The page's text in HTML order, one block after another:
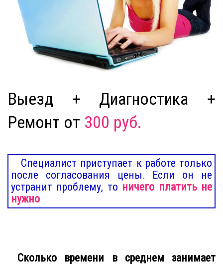
Выезд + Диагностика +
Ремонт от 300 руб.
Специалист приступает к работе только
после согласования цены. Если он не
устранит проблему, то ничего платить не
нужно
Сколько времени в среднем занимает